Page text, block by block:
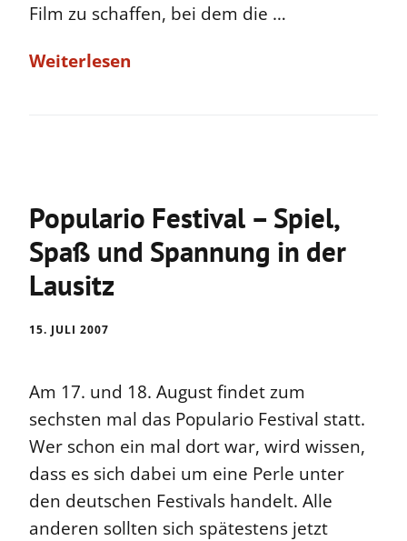
Film zu schaffen, bei dem die …
Weiterlesen
Populario Festival – Spiel,
Spaß und Spannung in der
Lausitz
15. JULI 2007
Am 17. und 18. August findet zum
sechsten mal das Populario Festival statt.
Wer schon ein mal dort war, wird wissen,
dass es sich dabei um eine Perle unter
den deutschen Festivals handelt. Alle
anderen sollten sich spätestens jetzt